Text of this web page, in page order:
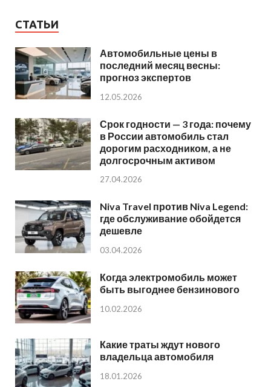
СТАТЬИ
Автомобильные цены в
последний месяц весны:
прогноз экспертов
12.05.2026
Срок годности — 3 года: почему
в России автомобиль стал
дорогим расходником, а не
долгосрочным активом
27.04.2026
Niva Travel против Niva Legend:
где обслуживание обойдется
дешевле
03.04.2026
Когда электромобиль может
быть выгоднее бензинового
10.02.2026
Какие траты ждут нового
владельца автомобиля
18.01.2026